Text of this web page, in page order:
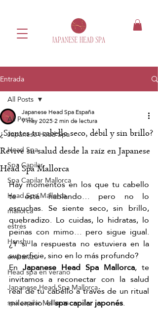
Entrada
All Posts
Japanese Head Spa
Head Spa
Spa Capilar
Spa Capilar Mallorca
Head Spa Mallorca
mallorca
estrés
Hanshu
embarazo
Head spa en verano
Japanese Head Spa Mallorca
spa capilar Mallorca
All Posts
¿Sientes tu cabello seco, débil y sin brillo?
Revive su salud desde la raíz en Japanese
Head Spa Mallorca
Japanese Head Spa España
9 may 20252 min de lectura
Hay momentos en los que tu cabello
te está hablando… pero no lo
escuchas. Se siente seco, sin brillo,
quebradizo. Lo cuidas, lo hidratas, lo
peinas con mimo… pero sigue igual.
¿Y si la respuesta no estuviera en la
superficie, sino en lo más profundo?
En Japanese Head Spa Mallorca, te
invitamos a reconectar con la salud
real de tu cabello a través de un ritual
milenario: el spa capilar japonés.